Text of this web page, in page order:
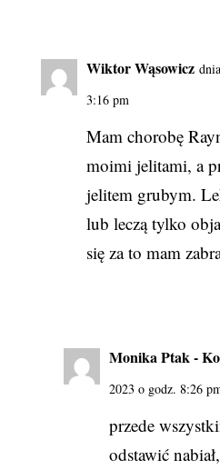
Wiktor Wąsowicz
3:16 pm
Mam chorobę
moimi jelitami, a
jelitem grubym.
lub leczą tylko
się za to mam
Monika Ptak -
2023 o godz. 8:26
przede
odstawić